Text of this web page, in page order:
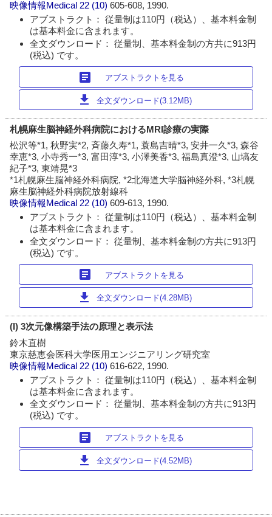
映像情報Medical 22 (10)605-608, 1990.
アブストラクト： 従量制は110円（税込）、基本料金制
は基本料金に含まれます。
全文ダウンロード： 従量制、基本料金制の方共に913円
(税込) です。
article アブストラクトを見る
download 全文ダウンロード(3.12MB)
札幌麻生脳神経外科病院におけるMRI診療の実際
松沢等*1, 秋野実*2, 斉藤久寿*1, 蓑島吉晴*3, 安井一久*3, 森谷
幸恵*3, 小寺秀一*3, 富田淳*3, 小澤美香*3, 福島真澄*3, 山塙友
紀子*3, 東靖晃*3
*1札幌麻生脳神経外科病院, *2北海道大学脳神経外科, *3札幌
麻生脳神経外科病院放射線科
映像情報Medical 22 (10)609-613, 1990.
アブストラクト： 従量制は110円（税込）、基本料金制
は基本料金に含まれます。
全文ダウンロード： 従量制、基本料金制の方共に913円
(税込) です。
article アブストラクトを見る
download 全文ダウンロード(4.28MB)
(I) 3次元像構築手法の原理と表示法
鈴木直樹
東京慈恵会医科大学医用エンジニアリング研究室
映像情報Medical 22 (10)616-622, 1990.
アブストラクト： 従量制は110円（税込）、基本料金制
は基本料金に含まれます。
全文ダウンロード： 従量制、基本料金制の方共に913円
(税込) です。
article アブストラクトを見る
download 全文ダウンロード(4.52MB)